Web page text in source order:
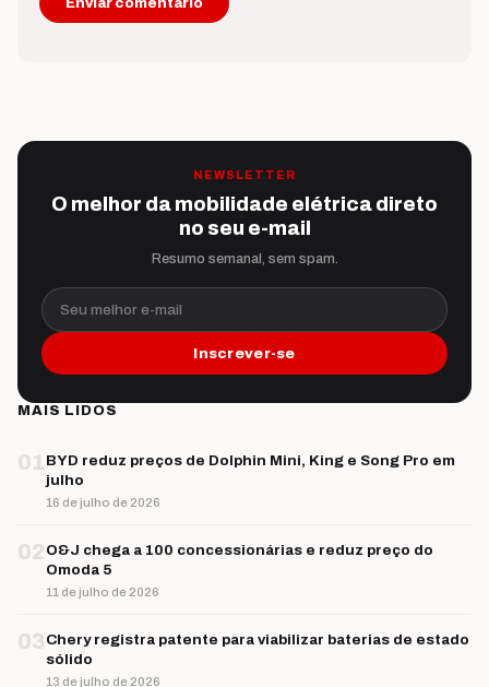
NEWSLETTER
O melhor da mobilidade elétrica direto
no seu e-mail
Resumo semanal, sem spam.
Seu melhor e-mail
Inscrever-se
MAIS LIDOS
01BYD reduz preços de Dolphin Mini, King e Song Pro em
julho
16 de julho de 2026
02 O&J chega a 100 concessionárias e reduz preço do
Omoda 5
11 de julho de 2026
03Chery registra patente para viabilizar baterias de estado
sólido
13 de julho de 2026